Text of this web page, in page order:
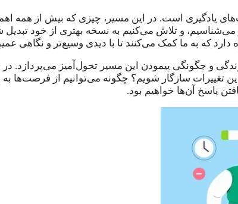
یادگیری است. در این مسیر، چیزی که بیش از همه
و تلاش می‌کنیم به نسخه بهتری از خود
که به ما کمک می‌کنند تا با دیدی وسیع‌تر و نگاهی
و چگونگی پیمودن این مسیر تحول‌آمیز می‌پردازد. در
تغییرات سازگار شویم؟ چگونه می‌توانیم از فرصت‌ها
پاسخ آن‌ها خواهیم بود.